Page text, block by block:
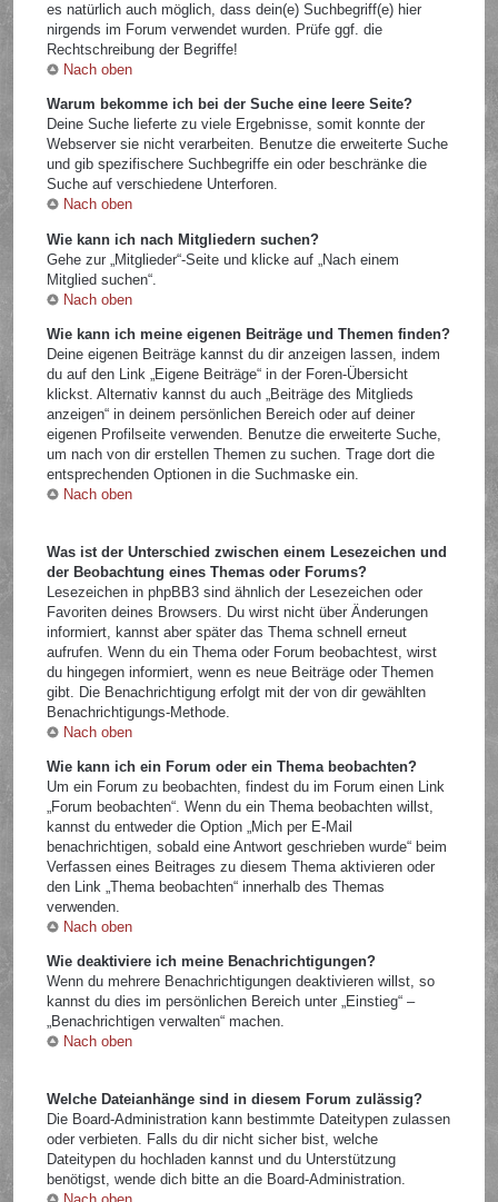
es natürlich auch möglich, dass dein(e) Suchbegriff(e) hier
nirgends im Forum verwendet wurden. Prüfe ggf. die
Rechtschreibung der Begriffe!
Nach oben
Warum bekomme ich bei der Suche eine leere Seite?
Deine Suche lieferte zu viele Ergebnisse, somit konnte der
Webserver sie nicht verarbeiten. Benutze die erweiterte Suche
und gib spezifischere Suchbegriffe ein oder beschränke die
Suche auf verschiedene Unterforen.
Nach oben
Wie kann ich nach Mitgliedern suchen?
Gehe zur „Mitglieder“-Seite und klicke auf „Nach einem
Mitglied suchen“.
Nach oben
Wie kann ich meine eigenen Beiträge und Themen finden?
Deine eigenen Beiträge kannst du dir anzeigen lassen, indem
du auf den Link „Eigene Beiträge“ in der Foren-Übersicht
klickst. Alternativ kannst du auch „Beiträge des Mitglieds
anzeigen“ in deinem persönlichen Bereich oder auf deiner
eigenen Profilseite verwenden. Benutze die erweiterte Suche,
um nach von dir erstellen Themen zu suchen. Trage dort die
entsprechenden Optionen in die Suchmaske ein.
Nach oben
Was ist der Unterschied zwischen einem Lesezeichen und
der Beobachtung eines Themas oder Forums?
Lesezeichen in phpBB3 sind ähnlich der Lesezeichen oder
Favoriten deines Browsers. Du wirst nicht über Änderungen
informiert, kannst aber später das Thema schnell erneut
aufrufen. Wenn du ein Thema oder Forum beobachtest, wirst
du hingegen informiert, wenn es neue Beiträge oder Themen
gibt. Die Benachrichtigung erfolgt mit der von dir gewählten
Benachrichtigungs-Methode.
Nach oben
Wie kann ich ein Forum oder ein Thema beobachten?
Um ein Forum zu beobachten, findest du im Forum einen Link
„Forum beobachten“. Wenn du ein Thema beobachten willst,
kannst du entweder die Option „Mich per E-Mail
benachrichtigen, sobald eine Antwort geschrieben wurde“ beim
Verfassen eines Beitrages zu diesem Thema aktivieren oder
den Link „Thema beobachten“ innerhalb des Themas
verwenden.
Nach oben
Wie deaktiviere ich meine Benachrichtigungen?
Wenn du mehrere Benachrichtigungen deaktivieren willst, so
kannst du dies im persönlichen Bereich unter „Einstieg“ –
„Benachrichtigen verwalten“ machen.
Nach oben
Welche Dateianhänge sind in diesem Forum zulässig?
Die Board-Administration kann bestimmte Dateitypen zulassen
oder verbieten. Falls du dir nicht sicher bist, welche
Dateitypen du hochladen kannst und du Unterstützung
benötigst, wende dich bitte an die Board-Administration.